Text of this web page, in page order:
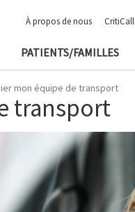
À propos de nous CritiCall
PATIENTS/FAMILLES
mon équipe de transport
transport